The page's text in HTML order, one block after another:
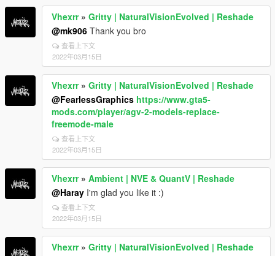
Vhexrr» Gritty | NaturalVisionEvolved | Reshade
@mk906 Thank you bro
查看上下文
2022年03月15日
Vhexrr» Gritty | NaturalVisionEvolved | Reshade
@FearlessGraphics https://www.gta5-
mods.com/player/agv-2-models-replace-
freemode-male
查看上下文
2022年03月15日
Vhexrr» Ambient | NVE & QuantV | Reshade
@Haray I'm glad you like it :)
查看上下文
2022年03月15日
Vhexrr» Gritty | NaturalVisionEvolved | Reshade